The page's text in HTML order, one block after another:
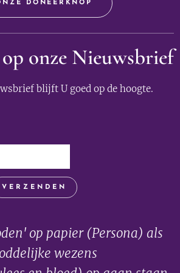
DONEERKNOP
onze Nieuwsbrief
blijft U goed op de hoogte.
VERZENDEN
op papier (Persona) als
wezens